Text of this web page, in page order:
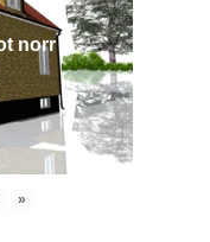
norr
»